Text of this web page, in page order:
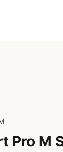
Pro M